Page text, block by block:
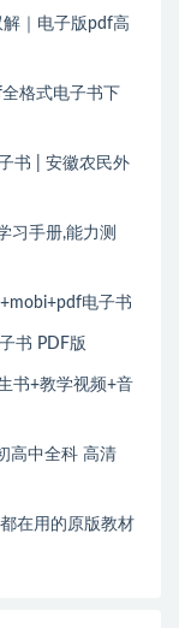
｜电子版pdf高
格式电子书下
书 | 安徽农民外
习手册,能力测
电子书
书 PDF版
书+教学视频+音
高中全科 高清
在用的原版教材